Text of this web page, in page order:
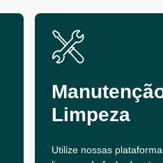
Limpeza
Utilize nossas